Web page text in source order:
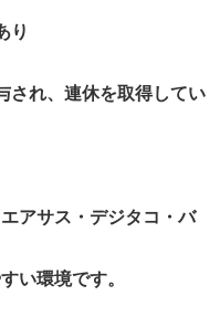
り
され、連休を取得してい
アサス・デジタコ・バ
い環境です。